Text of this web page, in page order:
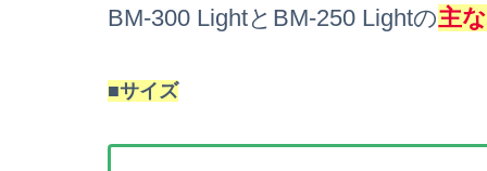
BM-300 LightとBM-250 Lightの主
■サイズ